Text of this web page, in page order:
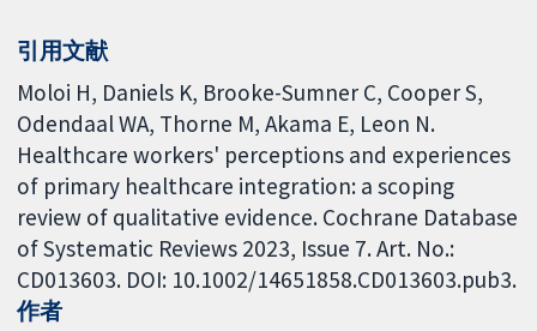
引用文献
Moloi H, Daniels K, Brooke-Sumner C, Cooper S,
Odendaal WA, Thorne M, Akama E, Leon N.
Healthcare workers' perceptions and experiences
of primary healthcare integration: a scoping
review of qualitative evidence. Cochrane Database
of Systematic Reviews 2023, Issue 7. Art. No.:
CD013603. DOI: 10.1002/14651858.CD013603.pub3.
作者